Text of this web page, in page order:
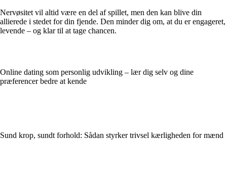
Nervøsitet vil altid være en del af spillet, men den kan blive din
allierede i stedet for din fjende. Den minder dig om, at du er engageret,
levende – og klar til at tage chancen.
Online dating som personlig udvikling – lær dig selv og dine
præferencer bedre at kende
Sund krop, sundt forhold: Sådan styrker trivsel kærligheden for mænd